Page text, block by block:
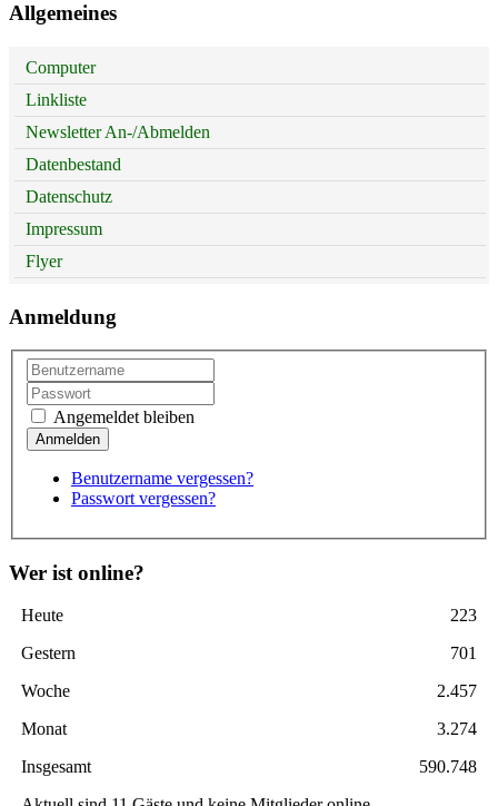
Allgemeines
Computer
Linkliste
Newsletter An-/Abmelden
Datenbestand
Datenschutz
Impressum
Flyer
Anmeldung
Angemeldet bleiben
Benutzername vergessen?
Passwort vergessen?
Wer ist online?
Heute
223
Gestern
701
Woche
2.457
Monat
3.274
Insgesamt
590.748